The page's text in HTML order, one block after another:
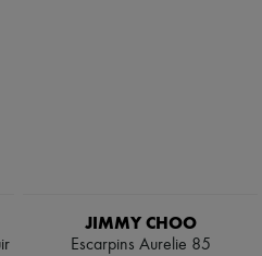
JIMMY CHOO
Escarpins Aurelie 85